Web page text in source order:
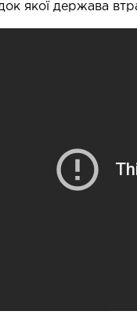
якої держава